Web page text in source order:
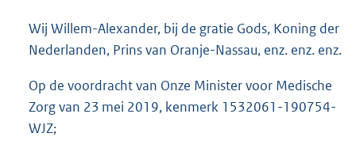
Wij Willem-Alexander, bij de gratie Gods, Koning der
Nederlanden, Prins van Oranje-Nassau, enz. enz. enz.
Op de voordracht van Onze Minister voor Medische
Zorg van 23 mei 2019, kenmerk 1532061-190754-
WJZ;